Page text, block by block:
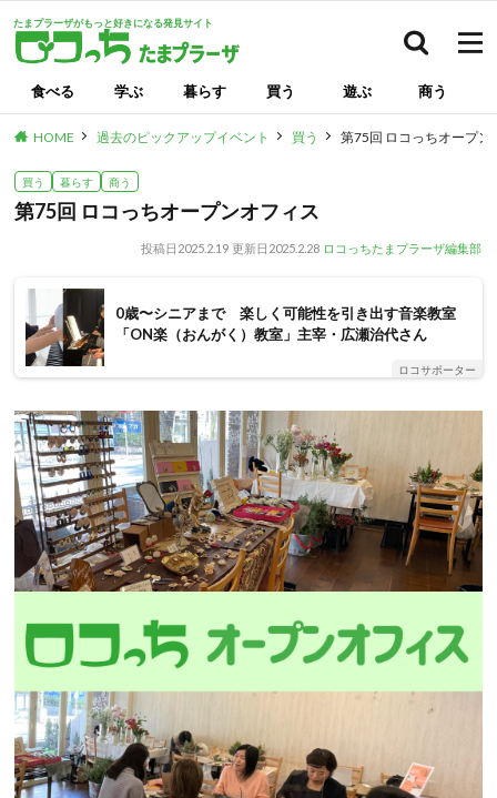
たまプラーザがもっと好きになる発見サイト
食べる 学ぶ 暮らす 買う 遊ぶ 商う
HOME 過去のピックアップイベント 買う 第75回 ロコっちオープン
買う 暮らす 商う
第75回 ロコっちオープンオフィス
投稿日 2025.2.19 更新日 2025.2.28 ロコっちたまプラーザ編集部
0歳〜シニアまで 楽しく可能性を引き出す音楽教室
「ON楽（おんがく）教室」主宰・広瀬治代さん
ロコサポーター